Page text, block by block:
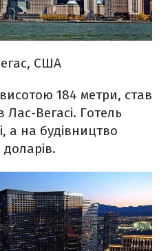
США
184 метри, став
Вегасі. Готель
а на будівництво